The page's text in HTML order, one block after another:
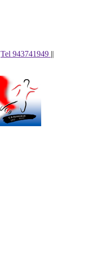
Tel 943741949 ||